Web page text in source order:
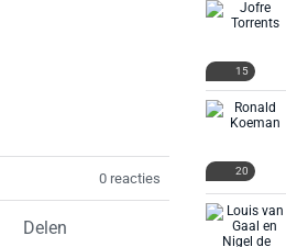
0 reacties
Delen
15
20